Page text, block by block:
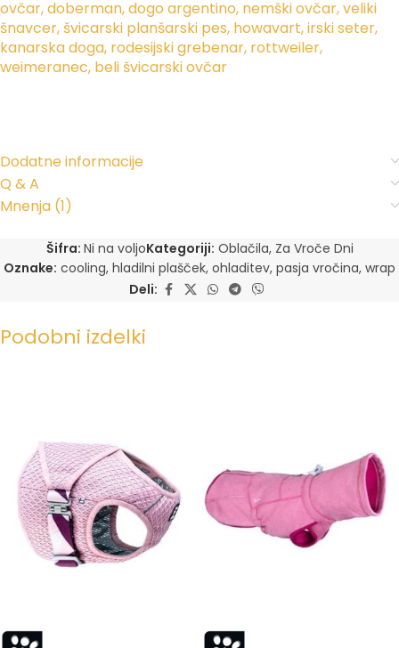
ovčar, doberman, dogo argentino, nemški ovčar, veliki
šnavcer, švicarski planšarski pes, howavart, irski seter,
kanarska doga, rodesijski grebenar, rottweiler,
weimeranec, beli švicarski ovčar
Dodatne informacije
Q & A
Mnenja (1)
Šifra: Ni na voljoKategoriji: Oblačila, Za Vroče Dni
Oznake: cooling, hladilni plašček, ohladitev, pasja vročina, wrap
Deli:
Podobni izdelki